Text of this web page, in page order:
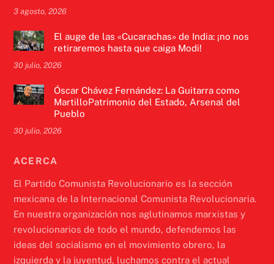
3 agosto, 2026
El auge de las «Cucarachas» de India: ¡no nos
retiraremos hasta que caiga Modi!
30 julio, 2026
Óscar Chávez Fernández: La Guitarra como
MartilloPatrimonio del Estado, Arsenal del
Pueblo
30 julio, 2026
ACERCA
El Partido Comunista Revolucionario es la sección
mexicana de la Internacional Comunista Revolucionaria.
En nuestra organización nos aglutinamos marxistas y
revolucionarios de todo el mundo, defendemos las
ideas del socialismo en el movimiento obrero, la
izquierda y la juventud, luchamos contra el actual